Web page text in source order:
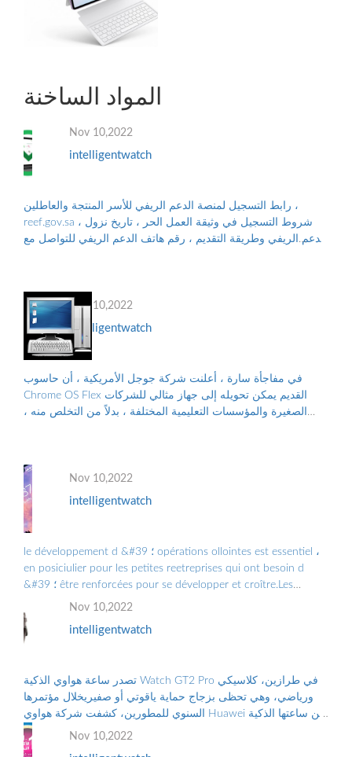
المواد الساخنة
Nov 10,2022
intelligentwatch
رابط التسجيل لمنصة الدعم الريفي للأسر المنتجة والعاطلين ،
reef.gov.sa ، شروط التسجيل في وثيقة العمل الحر ، تاريخ نزول
الدعم الريفي وطريقة التقديم ، رقم هاتف الدعم الريفي للتواصل مع
Nov 10,2022
intelligentwatch
في مفاجأة سارة ، أعلنت شركة جوجل الأمريكية ، أن حاسوب
Chrome OS Flex القديم يمكن تحويله إلى جهاز مثالي للشركات
الصغيرة والمؤسسات التعليمية المختلفة ، بدلاً من التخلص منه ،
Nov 10,2022
intelligentwatch
le développement d &#39 ؛ opérations ollointes est essentiel ،
en posiciulier pour les petites reetreprises qui ont besoin d
&#39 ؛ être renforcées pour se développer et croître.Les
Grandes Entreprises doiv ...
Nov 10,2022
intelligentwatch
تصدر ساعة هواوي الذكية Watch GT2 Pro في طرازين، كلاسيكي
ورياضي، وهي تحظى بزجاج حماية ياقوتي أو صفيريخلال مؤتمرها
السنوي للمطورين، كشفت شركة هواوي Huawei عن ساعتها الذكية
Nov 10,2022